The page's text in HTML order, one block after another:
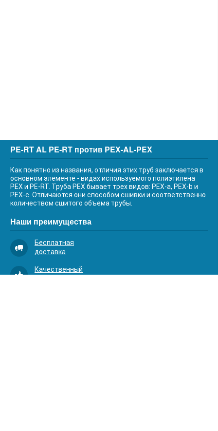
PE-RT AL PE-RT против PEX-AL-PEX
Как понятно из названия, отличия этих труб заключается в
основном элементе - видах используемого полиэтилена
PEX и PE-RT. Труба PEX бывает трех видов: PEX-a, PEX-b и
PEX-c. Отличаются они способом сшивки и соответственно
количеством сшитого объема трубы.
Наши преимущества
Бесплатная
доставка
Качественный